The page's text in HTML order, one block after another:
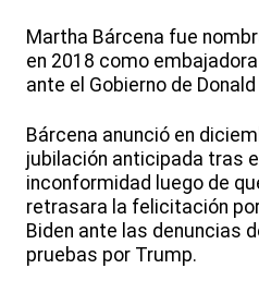
Martha Bárcena fue
en 2018 como
ante el Gobierno de
Bárcena anunció en
jubilación anticipada tras
inconformidad luego de
retrasara la felicitación
Biden ante las denuncias
pruebas por Trump.